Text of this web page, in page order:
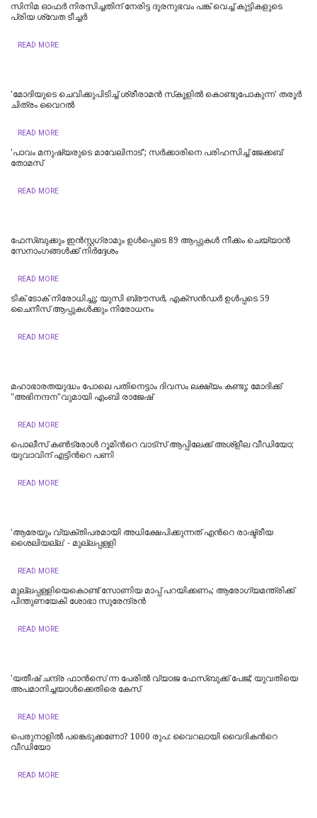
സിനിമ ഓഫര്‍ നിരസിച്ചതിന് നേരിട്ട ദുരനുഭവം പങ്ക് വെച്ച് കുട്ടികളുടെ
പ്രിയ ശ്വേത ടീച്ചര്‍
READ MORE
'മോദിയുടെ ചെവിക്കുപിടിച്ച്‌​ ശ്രീരാമന്‍ സ്​കൂളില്‍ കൊണ്ടുപോകുന്ന' തരൂര്‍
ചിത്രം വൈറല്‍
READ MORE
'പാവം മനുഷ്യരുടെ മാവേലിനാട്'; സർക്കാരിനെ പരിഹസിച്ച് ജേക്കബ്
തോമസ്
READ MORE
ഫേസ്ബുക്കും ഇന്‍സ്റ്റഗ്രാമും ഉള്‍പ്പെടെ 89 ആപ്പുകള്‍ നീക്കം ചെയ്യാന്‍
സേനാംഗങ്ങള്‍ക്ക് നിര്‍ദ്ദേശം
READ MORE
ടിക് ടോക് നിരോധിച്ചു; യുസി ബ്രൗസര്‍, എക്‌സന്‍ഡര്‍ ഉള്‍പ്പടെ 59
ചൈനീസ് ആപ്പുകള്‍ക്കും നിരോധനം
READ MORE
മഹാഭാരതയുദ്ധം പോലെ പതിനെട്ടാം ദിവസം ലക്ഷ്യം കണ്ടു; മോദിക്ക്
"അഭിനന്ദന"വുമായി എംബി രാജേഷ്
READ MORE
പൊലീസ് കണ്‍ട്രോള്‍ റൂമിന്‍റെ വാട്‌സ്‌ ആപ്പിലേക്ക് അശ്‌ളീല വീഡിയോ;
യുവാവിന് എട്ടിന്‍റെ പണി
READ MORE
'ആരേയും വ്യക്തിപരമായി അധിക്ഷേപിക്കുന്നത് എന്‍റെ രാഷ്ട്രീയ
ശൈലിയല്ല' - മുല്ലപ്പള്ളി
READ MORE
മുല്ലപ്പള്ളിയെകൊണ്ട് സോണിയ മാപ്പ് പറയിക്കണം; ആരോഗ്യമന്ത്രിക്ക്
പിന്തുണയേകി ശോഭാ സുരേന്ദ്രന്‍
READ MORE
'യതീഷ് ചന്ദ്ര ഫാൻസെ'ന്ന പേരിൽ വ്യാജ ഫേസ്ബുക്ക് പേജ്; യുവതിയെ
അപമാനിച്ചയാൾക്കെതിരെ കേസ്
READ MORE
പെരുനാളില്‍ പങ്കെടുക്കണോ? 1000 രുപ: വൈറലായി വൈദികന്‍റെ
വീഡിയോ
READ MORE